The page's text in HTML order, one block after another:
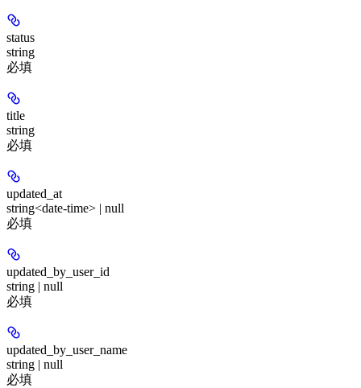
status
string
必填
title
string
必填
updated_at
string<date-time> | null
必填
updated_by_user_id
string | null
必填
updated_by_user_name
string | null
必填